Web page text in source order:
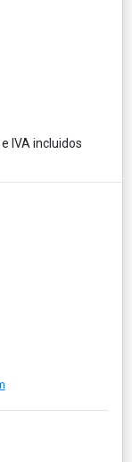
IVA incluidos